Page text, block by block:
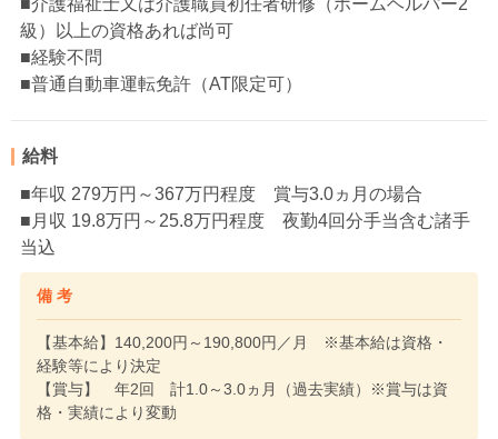
級）以上の資格あれば尚可
■経験不問
■普通自動車運転免許（AT限定可）
給料
■年収 279万円～367万円程度 賞与3.0ヵ月の場合
■月収 19.8万円～25.8万円程度 夜勤4回分手当含む諸手
当込
備 考
【基本給】140,200円～190,800円／月 ※基本給は資格・
経験等により決定
【賞与】 年2回 計1.0～3.0ヵ月（過去実績）※賞与は資
格・実績により変動